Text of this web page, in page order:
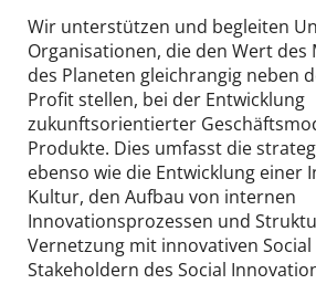
Community
Events & News
Über uns
Kontakt
Wir unterstützen und begleiten
Organisationen, die den Wert des
des Planeten gleichrangig neben
Profit stellen, bei der Entwicklung
zukunftsorientierter
Produkte. Dies umfasst die
ebenso wie die Entwicklung einer
Kultur, den Aufbau von internen
Innovationsprozessen und
Vernetzung mit innovativen Social
Stakeholdern des Social